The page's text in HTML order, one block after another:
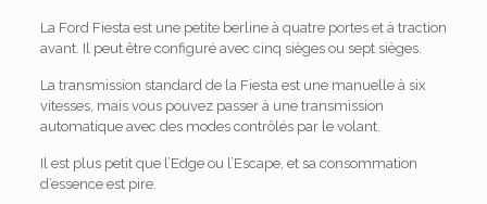
La Ford Fiesta est une petite berline à quatre portes et à traction
avant. Il peut être configuré avec cinq sièges ou sept sièges.
La transmission standard de la Fiesta est une manuelle à six
vitesses, mais vous pouvez passer à une transmission
automatique avec des modes contrôlés par le volant.
Il est plus petit que l’Edge ou l’Escape, et sa consommation
d’essence est pire.